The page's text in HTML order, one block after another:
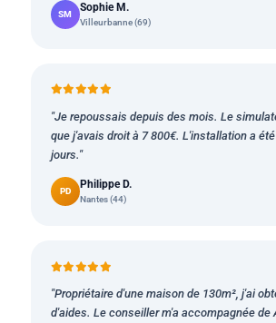
SM Sophie M.
Villeurbanne (69)
"Je repoussais depuis des mois. Le
que j'avais droit à 7 800€. L'installation a
jours."
PD Philippe D.
Nantes (44)
"Propriétaire d'une maison de 130m², j'ai
d'aides. Le conseiller m'a accompagnée de